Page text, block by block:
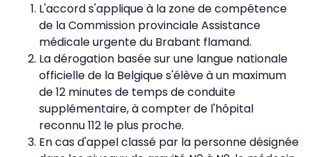
L'accord s'applique à la zone de compétence
de la Commission provinciale Assistance
médicale urgente du Brabant flamand.
La dérogation basée sur une langue nationale
officielle de la Belgique s'élève à un maximum
de 12 minutes de temps de conduite
supplémentaire, à compter de l'hôpital
reconnu 112 le plus proche.
En cas d'appel classé par la personne désignée